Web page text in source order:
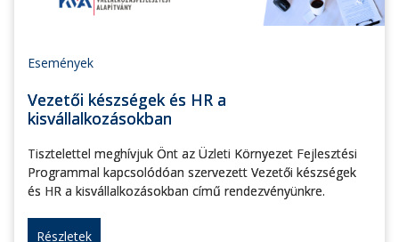
Események
Vezetői készségek és HR a
kisvállalkozásokban
Tisztelettel meghívjuk Önt az Üzleti Környezet Fejlesztési
Programmal kapcsolódóan szervezett Vezetői készségek
és HR a kisvállalkozásokban című rendezvényünkre.
Részletek